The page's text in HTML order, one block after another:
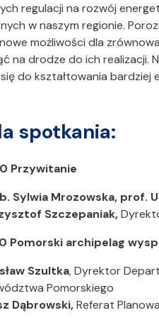
regulacji na rozwój
w naszym regionie.
możliwości dla
na drodze do ich realizacji.
do kształtowania bardziej
spotkania:
Przywitanie
Sylwia Mrozowska, prof.
Szczepaniak,
Pomorski archipelag
Szultka, Dyrektor
Pomorskiego
Dąbrowski,Referat